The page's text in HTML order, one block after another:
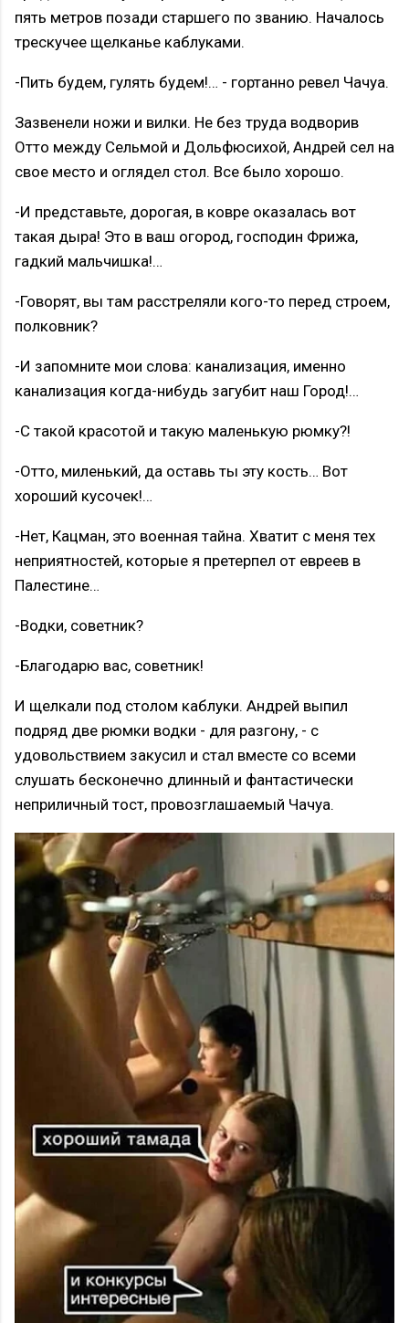
пять метров позади старшего по званию. Началось
трескучее щелканье каблуками.
-Пить будем, гулять будем!… - гортанно ревел Чачуа.
Зазвенели ножи и вилки. Не без труда водворив
Отто между Сельмой и Дольфюсихой, Андрей сел на
свое место и оглядел стол. Все было хорошо.
-И представьте, дорогая, в ковре оказалась вот
такая дыра! Это в ваш огород, господин Фрижа,
гадкий мальчишка!…
-Говорят, вы там расстреляли кого-то перед строем,
полковник?
-И запомните мои слова: канализация, именно
канализация когда-нибудь загубит наш Город!…
-С такой красотой и такую маленькую рюмку?!
-Отто, миленький, да оставь ты эту кость… Вот
хороший кусочек!…
-Нет, Кацман, это военная тайна. Хватит с меня тех
неприятностей, которые я претерпел от евреев в
Палестине…
-Водки, советник?
-Благодарю вас, советник!
И щелкали под столом каблуки. Андрей выпил
подряд две рюмки водки - для разгону, - с
удовольствием закусил и стал вместе со всеми
слушать бесконечно длинный и фантастически
неприличный тост, провозглашаемый Чачуа.